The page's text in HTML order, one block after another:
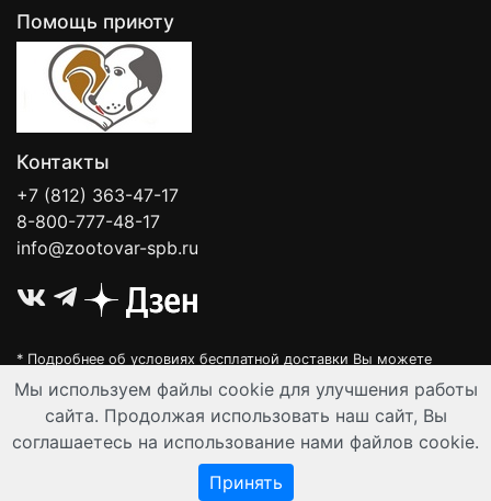
Помощь приюту
Контакты
+7 (812) 363-47-17
8-800-777-48-17
info@zootovar-spb.ru
* Подробнее об условиях бесплатной доставки Вы можете
узнать на нашей
интерактивной карте
Интернет-зоомагазин "Филя". Контент на сайте предназначен для
лиц старше 16 лет. Все данные представленные на сайте
регулируются публичной офертой.
© Все права защищены 2008-2026 г.
Разработка и автоматизация:Ангелы-АйТи
Мы используем файлы cookie для улучшения работы
сайта. Продолжая использовать наш сайт, Вы
соглашаетесь на использование нами файлов cookie.
Принять